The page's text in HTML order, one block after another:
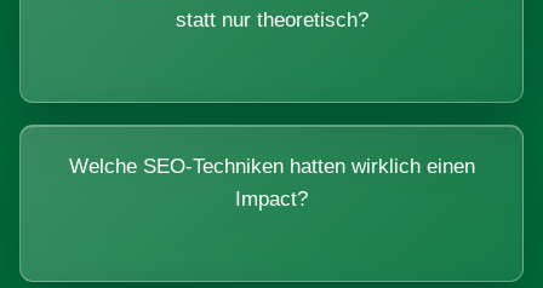
statt nur theoretisch?
Welche SEO-Techniken hatten wirklich einen
Impact?